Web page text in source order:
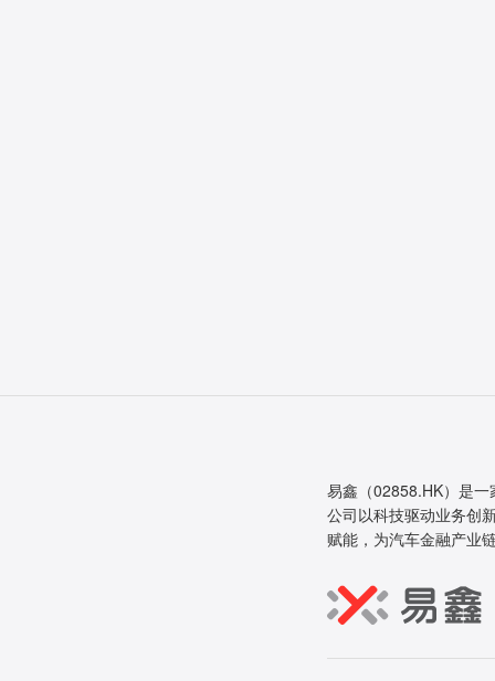
易鑫（02858.HK）是
公司以科技驱动业务创
赋能，为汽车金融产业